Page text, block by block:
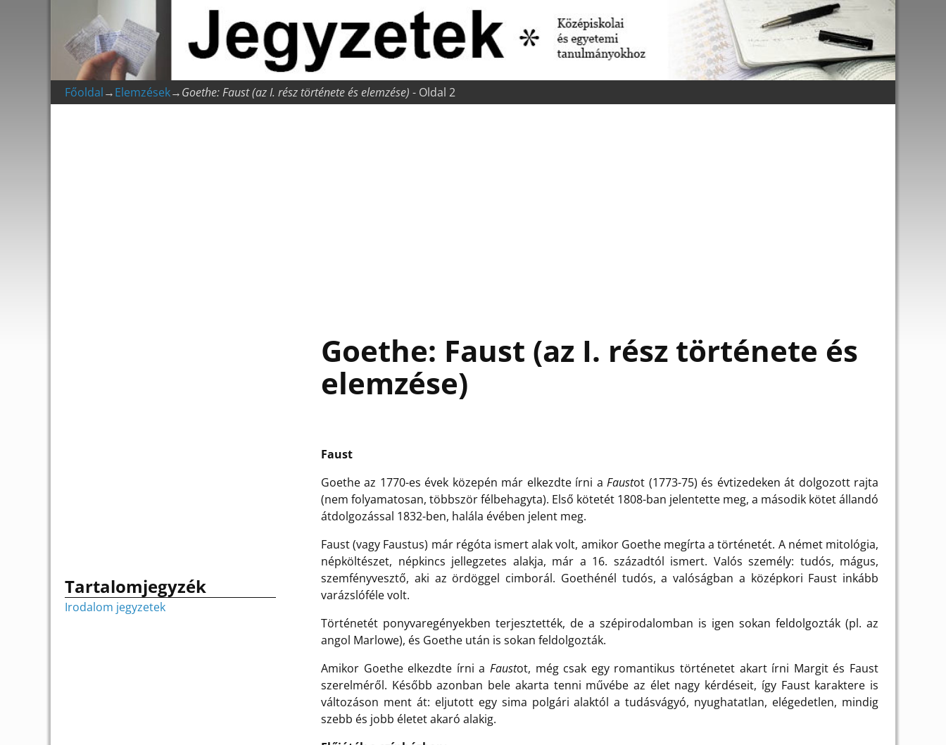
Főoldal→Elemzések→Goethe: Faust (az I. rész története és elemzése) - Oldal 2
Goethe: Faust (az I. rész története és
elemzése)
Faust
Goethe az 1770-es évek közepén már elkezdte írni aFaustot (1773-75) és évtizedeken át dolgozott rajta
(nem folyamatosan, többször félbehagyta). Első kötetét 1808-ban jelentette meg, a második kötet állandó
átdolgozással 1832-ben, halála évében jelent meg.
Faust (vagy Faustus) már régóta ismert alak volt, amikor Goethe megírta a történetét. A német mitológia,
népköltészet, népkincs jellegzetes alakja, már a 16. századtól ismert. Valós személy: tudós, mágus,
szemfényvesztő, aki az ördöggel cimborál. Goethénél tudós, a valóságban a középkori Faust inkább
varázslóféle volt.
Történetét ponyvaregényekben terjesztették, de a szépirodalomban is igen sokan feldolgozták (pl. az
angol Marlowe), és Goethe után is sokan feldolgozták.
Amikor Goethe elkezdte írni a Faustot, még csak egy romantikus történetet akart írni Margit és Faust
szerelméről. Később azonban bele akarta tenni művébe az élet nagy kérdéseit, így Faust karaktere is
változáson ment át: eljutott egy sima polgári alaktól a tudásvágyó, nyughatatlan, elégedetlen, mindig
szebb és jobb életet akaró alakig.
Tartalomjegyzék
Irodalom jegyzetek